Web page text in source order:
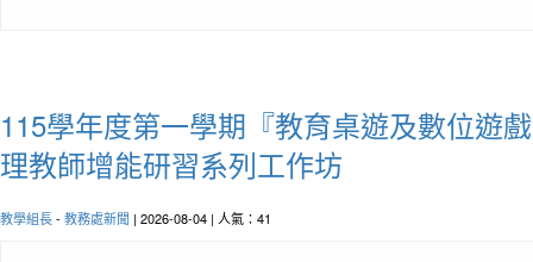
115學年度第一學期『教育桌遊及數位遊
理教師增能研習系列工作坊
教學組長- 教務處新聞 | 2026-08-04 | 人氣：41